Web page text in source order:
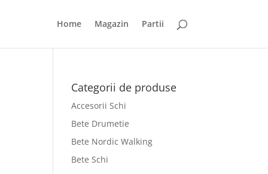
Home Magazin Partii
Categorii de produse
Accesorii Schi
Bete Drumetie
Bete Nordic Walking
Bete Schi